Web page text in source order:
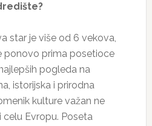
star je više od 6 vekova,
ponovo prima posetioce
pogleda na
istorijska i prirodna
kulture važan ne
celu Evropu. Poseta